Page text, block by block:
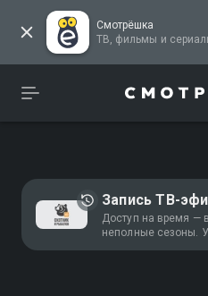
Смотрёшка
ТВ, фильмы и
Запись ТВ-
Доступ на время —
неполные сезоны.